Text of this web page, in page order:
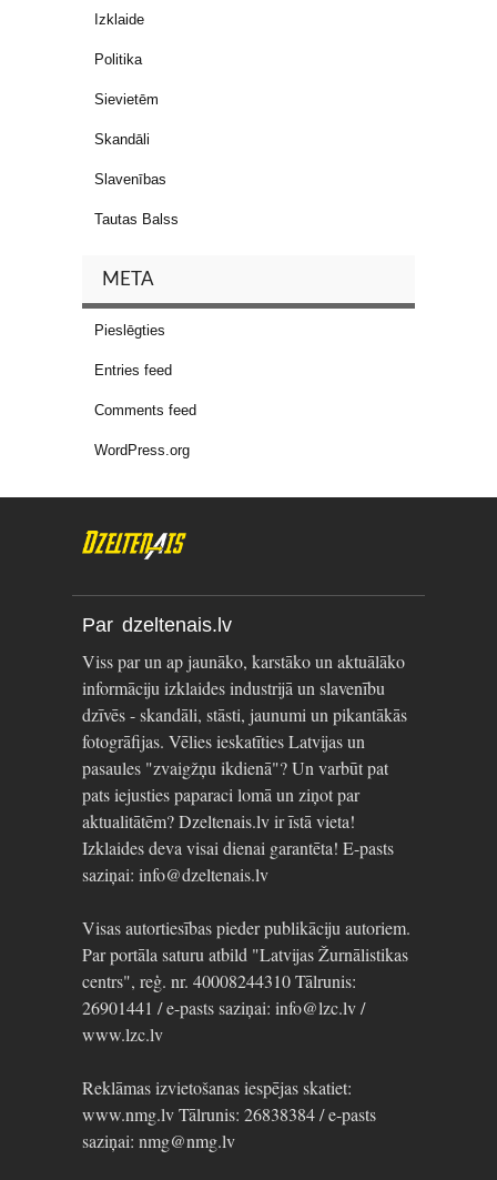
Izklaide
Politika
Sievietēm
Skandāli
Slavenības
Tautas Balss
META
Pieslēgties
Entries feed
Comments feed
WordPress.org
Par dzeltenais.lv
Viss par un ap jaunāko, karstāko un aktuālāko
informāciju izklaides industrijā un slavenību
dzīvēs - skandāli, stāsti, jaunumi un pikantākās
fotogrāfijas. Vēlies ieskatīties Latvijas un
pasaules "zvaigžņu ikdienā"? Un varbūt pat
pats iejusties paparaci lomā un ziņot par
aktualitātēm? Dzeltenais.lv ir īstā vieta!
Izklaides deva visai dienai garantēta! E-pasts
saziņai: info@dzeltenais.lv
Visas autortiesības pieder publikāciju autoriem.
Par portāla saturu atbild "Latvijas Žurnālistikas
centrs", reģ. nr. 40008244310 Tālrunis:
26901441 / e-pasts saziņai: info@lzc.lv /
www.lzc.lv
Reklāmas izvietošanas iespējas skatiet:
www.nmg.lv Tālrunis: 26838384 / e-pasts
saziņai: nmg@nmg.lv